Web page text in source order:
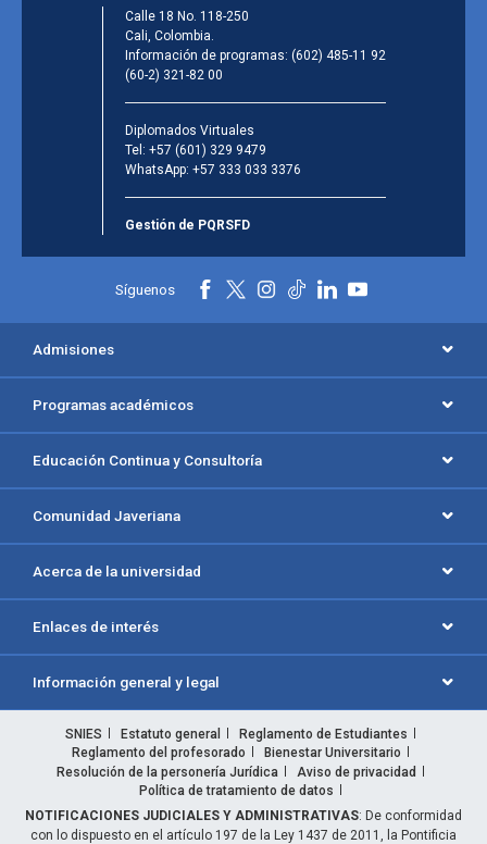
Calle 18 No. 118-250
Cali, Colombia.
Información de programas: (602) 485-11 92
(60-2) 321-82 00
Diplomados Virtuales
Tel: +57 (601) 329 9479
WhatsApp: +57 333 033 3376
Gestión de PQRSFD
Síguenos
Admisiones
Programas académicos
Educación Continua y Consultoría
Comunidad Javeriana
Acerca de la universidad
Enlaces de interés
Información general y legal
SNIES Estatuto general
Reglamento de Estudiantes
Reglamento del profesorado
Bienestar Universitario
Resolución de la personería Jurídica
Aviso de privacidad
Política de tratamiento de datos
NOTIFICACIONES JUDICIALES Y ADMINISTRATIVAS: De conformidad
con lo dispuesto en el artículo 197 de la Ley 1437 de 2011, la Pontificia